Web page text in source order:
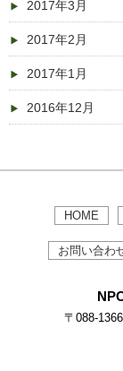
2017年3月
2017年2月
2017年1月
2016年12月
HOME
お問い合わ
〒088-